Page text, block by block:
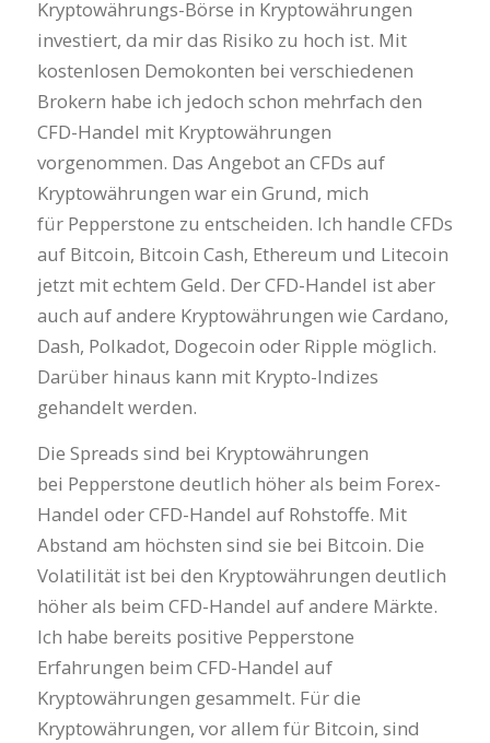
Kryptowährungs-Börse in Kryptowährungen
investiert, da mir das Risiko zu hoch ist. Mit
kostenlosen Demokonten bei verschiedenen
Brokern habe ich jedoch schon mehrfach den
CFD-Handel mit Kryptowährungen
vorgenommen. Das Angebot an CFDs auf
Kryptowährungen war ein Grund, mich
für Pepperstone zu entscheiden. Ich handle CFDs
auf Bitcoin, Bitcoin Cash, Ethereum und Litecoin
jetzt mit echtem Geld. Der CFD-Handel ist aber
auch auf andere Kryptowährungen wie Cardano,
Dash, Polkadot, Dogecoin oder Ripple möglich.
Darüber hinaus kann mit Krypto-Indizes
gehandelt werden.
Die Spreads sind bei Kryptowährungen
bei Pepperstone deutlich höher als beim Forex-
Handel oder CFD-Handel auf Rohstoffe. Mit
Abstand am höchsten sind sie bei Bitcoin. Die
Volatilität ist bei den Kryptowährungen deutlich
höher als beim CFD-Handel auf andere Märkte.
Ich habe bereits positive Pepperstone
Erfahrungen beim CFD-Handel auf
Kryptowährungen gesammelt. Für die
Kryptowährungen, vor allem für Bitcoin, sind